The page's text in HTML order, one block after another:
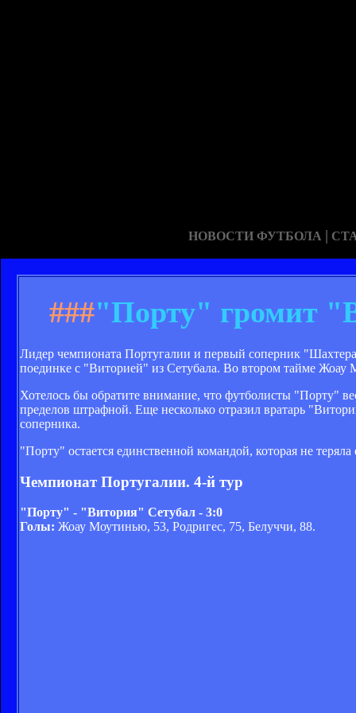
НОВОСТИ ФУТБОЛА |
###"Порту" громит
Лидер чемпионата Португалии и первый соперник
поединке с "Виторией" из Сетубала. Во втором тайме
Хотелось бы обратите внимание, что футболисты "Порту"
пределов штрафной. Еще несколько отразил вратарь
соперника.
"Порту" остается единственной командой, которая не
Чемпионат Португалии. 4-й тур
"Порту" - "Витория" Сетубал - 3:0
Голы: Жоау Моутинью, 53, Родригес, 75, Белуччи, 88.